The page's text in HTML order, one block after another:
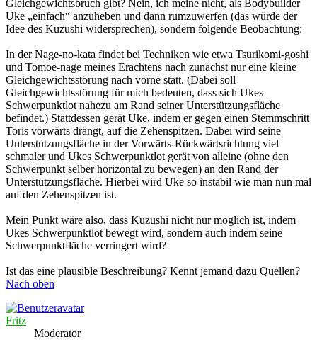
Gleichgewichtsbruch gibt? Nein, ich meine nicht, als Bodybuilder
Uke „einfach“ anzuheben und dann rumzuwerfen (das würde der
Idee des Kuzushi widersprechen), sondern folgende Beobachtung:
In der Nage-no-kata findet bei Techniken wie etwa Tsurikomi-goshi
und Tomoe-nage meines Erachtens nach zunächst nur eine kleine
Gleichgewichtsstörung nach vorne statt. (Dabei soll
Gleichgewichtsstörung für mich bedeuten, dass sich Ukes
Schwerpunktlot nahezu am Rand seiner Unterstützungsfläche
befindet.) Stattdessen gerät Uke, indem er gegen einen Stemmschritt
Toris vorwärts drängt, auf die Zehenspitzen. Dabei wird seine
Unterstützungsfläche in der Vorwärts-Rückwärtsrichtung viel
schmaler und Ukes Schwerpunktlot gerät von alleine (ohne den
Schwerpunkt selber horizontal zu bewegen) an den Rand der
Unterstützungsfläche. Hierbei wird Uke so instabil wie man nun mal
auf den Zehenspitzen ist.
Mein Punkt wäre also, dass Kuzushi nicht nur möglich ist, indem
Ukes Schwerpunktlot bewegt wird, sondern auch indem seine
Schwerpunktfläche verringert wird?
Ist das eine plausible Beschreibung? Kennt jemand dazu Quellen?
Nach oben
Fritz
Moderator